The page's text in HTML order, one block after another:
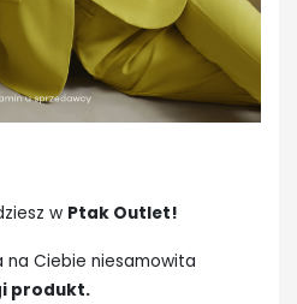
w Ptak Outlet!
na Ciebie niesamowita
produkt.